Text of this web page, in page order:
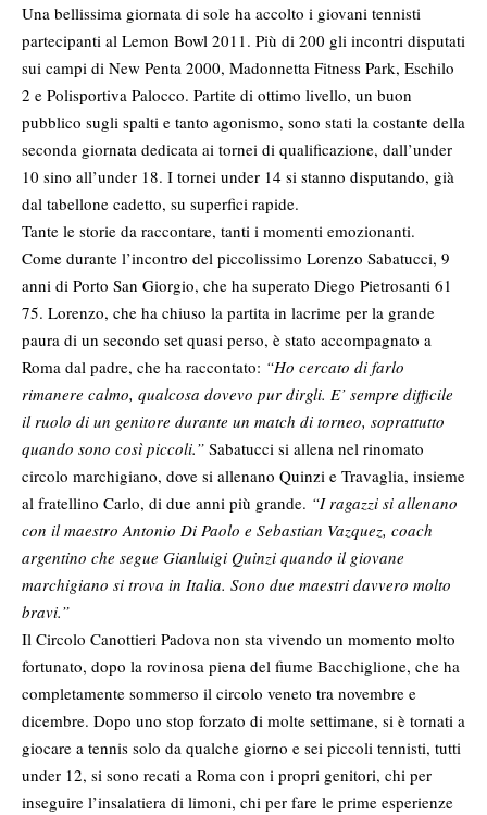
Una bellissima giornata di sole ha accolto i giovani tennisti
partecipanti al Lemon Bowl 2011. Più di 200 gli incontri disputati
sui campi di New Penta 2000, Madonnetta Fitness Park, Eschilo
2 e Polisportiva Palocco. Partite di ottimo livello, un buon
pubblico sugli spalti e tanto agonismo, sono stati la costante della
seconda giornata dedicata ai tornei di qualificazione, dall’under
10 sino all’under 18. I tornei under 14 si stanno disputando, già
dal tabellone cadetto, su superfici rapide.
Tante le storie da raccontare, tanti i momenti emozionanti.
Come durante l’incontro del piccolissimo Lorenzo Sabatucci, 9
anni di Porto San Giorgio, che ha superato Diego Pietrosanti 61
75. Lorenzo, che ha chiuso la partita in lacrime per la grande
paura di un secondo set quasi perso, è stato accompagnato a
Roma dal padre, che ha raccontato: “Ho cercato di farlo
rimanere calmo, qualcosa dovevo pur dirgli. E’ sempre difficile
il ruolo di un genitore durante un match di torneo, soprattutto
quando sono così piccoli.” Sabatucci si allena nel rinomato
circolo marchigiano, dove si allenano Quinzi e Travaglia, insieme
al fratellino Carlo, di due anni più grande. “I ragazzi si allenano
con il maestro Antonio Di Paolo e Sebastian Vazquez, coach
argentino che segue Gianluigi Quinzi quando il giovane
marchigiano si trova in Italia. Sono due maestri davvero molto
bravi.”
Il Circolo Canottieri Padova non sta vivendo un momento molto
fortunato, dopo la rovinosa piena del fiume Bacchiglione, che ha
completamente sommerso il circolo veneto tra novembre e
dicembre. Dopo uno stop forzato di molte settimane, si è tornati a
giocare a tennis solo da qualche giorno e sei piccoli tennisti, tutti
under 12, si sono recati a Roma con i propri genitori, chi per
inseguire l’insalatiera di limoni, chi per fare le prime esperienze